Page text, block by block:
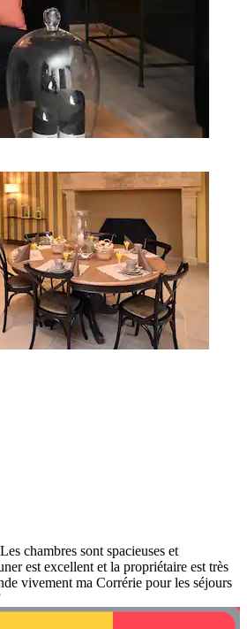
chambres sont spacieuses et
est excellent et la propriétaire est très
vivement ma Corrérie pour les séjours